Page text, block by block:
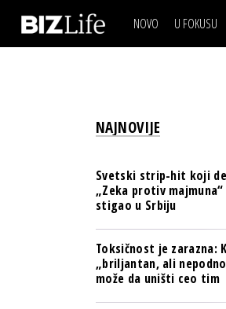
NOVO U FOKUSU
IZJAVA
NAJNOVIJE
Svetski strip-hit koji
„Zeka protiv
stigao u Srbiju
Toksičnost je zarazna:
„briljantan, ali
može da uništi ceo tim